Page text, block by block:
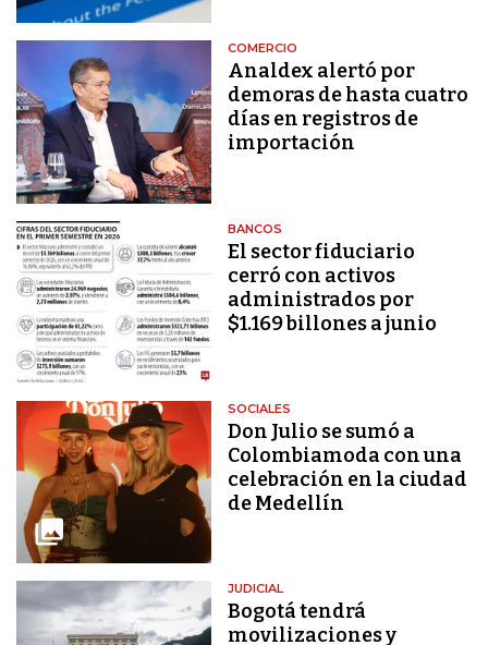
COMERCIO
Analdex alertó por
demoras de hasta cuatro
días en registros de
importación
BANCOS
El sector fiduciario
cerró con activos
administrados por
$1.169 billones a junio
SOCIALES
Don Julio se sumó a
Colombiamoda con una
celebración en la ciudad
de Medellín
JUDICIAL
Bogotá tendrá
movilizaciones y